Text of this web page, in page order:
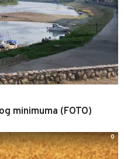
minimuma (FOTO)
0